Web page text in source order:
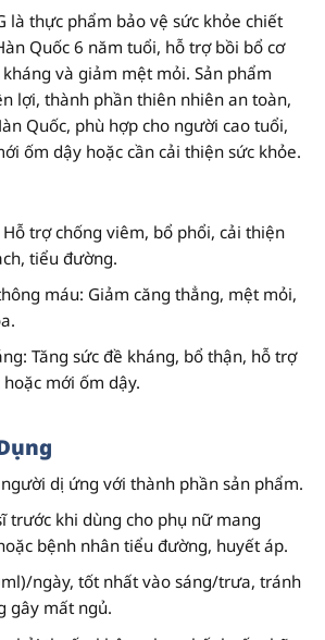
là thực phẩm bảo vệ sức khỏe chiết
Quốc 6 năm tuổi, hỗ trợ bồi bổ cơ
và giảm mệt mỏi. Sản phẩm
lợi, thành phần thiên nhiên an toàn,
Quốc, phù hợp cho người cao tuổi,
ốm dậy hoặc cần cải thiện sức khỏe.
Hỗ trợ chống viêm, bổ phổi, cải thiện
tiểu đường.
máu: Giảm căng thẳng, mệt mỏi,
: Tăng sức đề kháng, bổ thận, hỗ trợ
mới ốm dậy.
dị ứng với thành phần sản phẩm.
trước khi dùng cho phụ nữ mang
bệnh nhân tiểu đường, huyết áp.
ngày, tốt nhất vào sáng/trưa, tránh
gây mất ngủ.